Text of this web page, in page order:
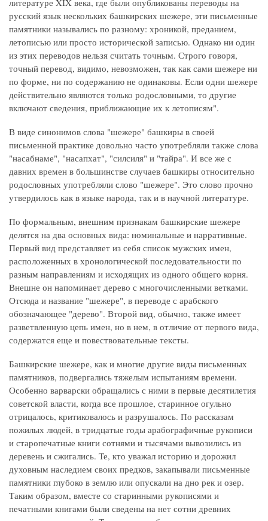
литературе XIX века, где были опубликованы переводы на
русский язык нескольких башкирских шежере, эти письменные
памятники назывались по разному: хроникой, преданием,
летописью или просто исторической записью. Однако ни один
из этих переводов нельзя считать точным. Строго говоря,
точный перевод, видимо, невозможен, так как сами шежере ни
по форме, ни по содержанию не одинаковы. Если одни шежере
действительно являются только родословными, то другие
включают сведения, приближающие их к летописям".
В виде синонимов слова "шежере" башкиры в своей
письменной практике довольно часто употребляли также слова
"насабнаме", "насапхат", "силсиля" и "тайра". И все же с
давних времен в большинстве случаев башкиры относительно
родословных употребляли слово "шежере". Это слово прочно
утвердилось как в языке народа, так и в научной литературе.
По формальным, внешним признакам башкирские шежере
делятся на два основных вида: номинальные и нарративные.
Первый вид представляет из себя список мужских имен,
расположенных в хронологической последовательности по
разным направлениям и исходящих из одного общего корня.
Внешне он напоминает дерево с многочисленными ветками.
Отсюда и название "шежере", в переводе с арабского
обозначающее "дерево". Второй вид, обычно, также имеет
разветвленную цепь имен, но в нем, в отличие от первого вида,
содержатся еще и повествовательные тексты.
Башкирские шежере, как и многие другие виды письменных
памятников, подвергались тяжелым испытаниям времени.
Особенно варварски обращались с ними в первые десятилетия
советской власти, когда все прошлое, старинное огульно
отрицалось, критиковалось и разрушалось. По рассказам
пожилых людей, в тридцатые годы арабографичные рукописи
и старопечатные книги сотнями и тысячами вывозились из
деревень и сжигались. Те, кто уважал историю и дорожил
духовным наследием своих предков, закапывали письменные
памятники глубоко в землю или опускали на дно рек и озер.
Таким образом, вместе со старинными рукописями и
печатными книгами были сведены на нет сотни древних